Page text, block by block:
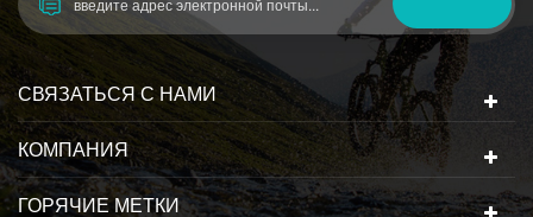
СВЯЗАТЬСЯ С НАМИ
КОМПАНИЯ
ГОРЯЧИЕ МЕТКИ